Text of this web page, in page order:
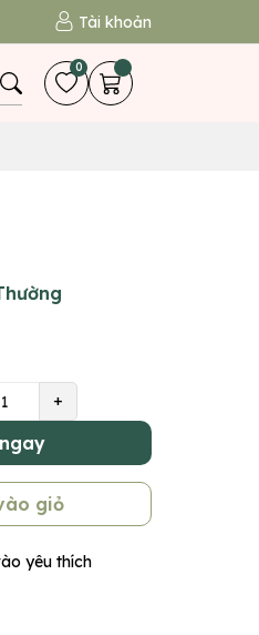
Tài khoản
0
+
giỏ
yêu thích